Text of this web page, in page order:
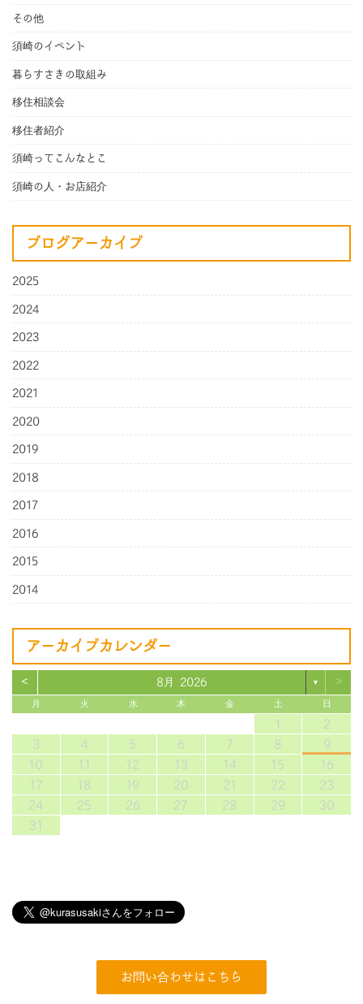
その他
須崎のイベント
暮らすさきの取組み
移住相談会
移住者紹介
須崎ってこんなとこ
須崎の人・お店紹介
ブログアーカイブ
2025
2024
2023
2022
2021
2020
2019
2018
2017
2016
2015
2014
アーカイブカレンダー
< 8月 2026 ▼ >
月 火 水 木 金 土 日
1
2
3
4 5 6 7 8
9
10
11 12 13 14 15
16
17
18 19 20 21 22
23
24
25 26 27 28 29
30
31
お問い合わせはこちら